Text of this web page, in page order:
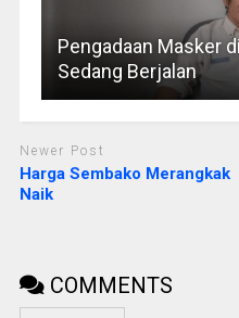
Pengadaan Masker
Sedang Berjalan
Newer Post
Harga Sembako Merangkak
Naik
COMMENTS